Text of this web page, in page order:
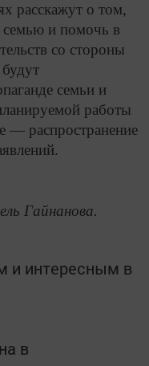
расскажут о том,
и помочь в
со стороны
семьи и
работы
— распространение
Гайнанова.
и интересным в
в